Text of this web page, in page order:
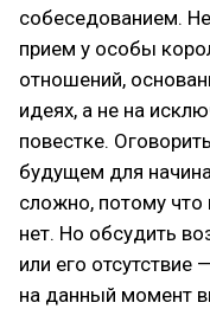
собеседованием.
прием у особы
отношений,
идеях, а не на
повестке.
будущем для
сложно, потому что
нет. Но обсудить
или его отсутствие
на данный момент